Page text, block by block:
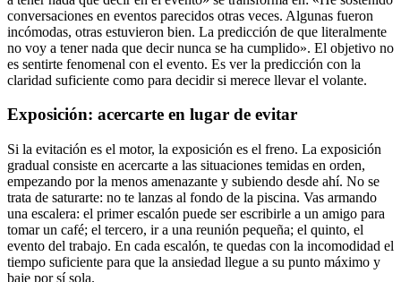
conversaciones en eventos parecidos otras veces. Algunas fueron
incómodas, otras estuvieron bien. La predicción de que literalmente
no voy a tener nada que decir nunca se ha cumplido». El objetivo no
es sentirte fenomenal con el evento. Es ver la predicción con la
claridad suficiente como para decidir si merece llevar el volante.
Exposición: acercarte en lugar de evitar
Si la evitación es el motor, la exposición es el freno. La exposición
gradual consiste en acercarte a las situaciones temidas en orden,
empezando por la menos amenazante y subiendo desde ahí. No se
trata de saturarte: no te lanzas al fondo de la piscina. Vas armando
una escalera: el primer escalón puede ser escribirle a un amigo para
tomar un café; el tercero, ir a una reunión pequeña; el quinto, el
evento del trabajo. En cada escalón, te quedas con la incomodidad el
tiempo suficiente para que la ansiedad llegue a su punto máximo y
baje por sí sola.